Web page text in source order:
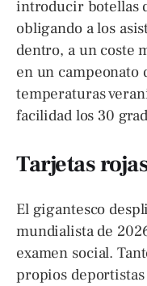
introducir botellas
obligando a los
dentro, a un coste
en un campeonato
temperaturas
facilidad los 30
Tarjetas
El gigantesco
mundialista de
examen social.
propios